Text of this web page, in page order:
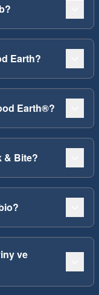
Earth?
Earth®?
& Bite?
ve